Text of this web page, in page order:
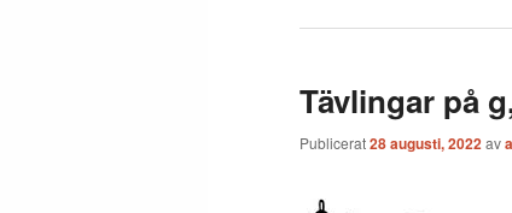
Tävlingar på
Publicerat28 augusti, 2022av